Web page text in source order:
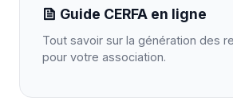
Guide CERFA en ligne
Tout savoir sur la génération des
pour votre association.